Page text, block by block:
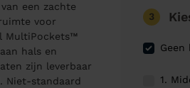
een zachte
voor
MultiPockets™
hals en
zijn leverbaar
Niet-standaard
3
Geen
1.